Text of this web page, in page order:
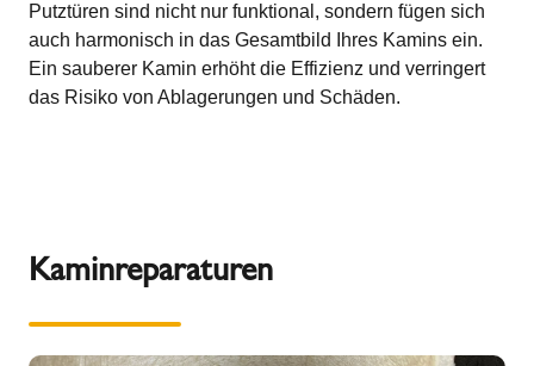
Putztüren sind nicht nur funktional, sondern fügen sich
auch harmonisch in das Gesamtbild Ihres Kamins ein.
Ein sauberer Kamin erhöht die Effizienz und verringert
das Risiko von Ablagerungen und Schäden.
Kaminreparaturen